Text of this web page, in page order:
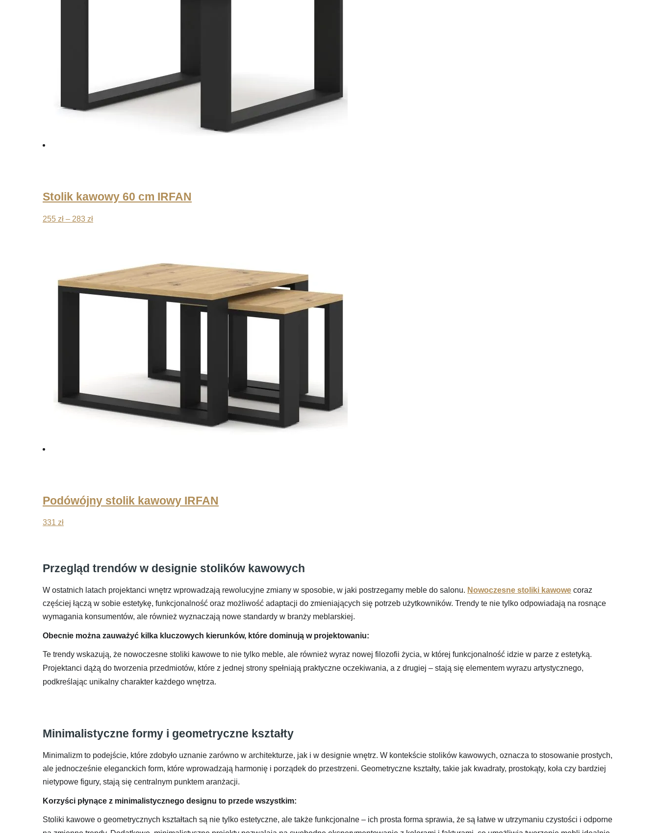
Stolik kawowy 60 cm IRFAN
255 zł – 283 złZakres
do
283 zł
Podówójny stolik kawowy IRFAN
331 zł
Przegląd trendów w designie stolików kawowych
W ostatnich latach projektanci wnętrz wprowadzają rewolucyjne zmiany w sposobie, w jaki postrzegamy meble do salonu. Nowoczesne stoliki kawowe coraz
częściej łączą w sobie estetykę, funkcjonalność oraz możliwość adaptacji do zmieniających się potrzeb użytkowników. Trendy te nie tylko odpowiadają na rosnące
wymagania konsumentów, ale również wyznaczają nowe standardy w branży meblarskiej.
Obecnie można zauważyć kilka kluczowych kierunków, które dominują w projektowaniu:
Te trendy wskazują, że nowoczesne stoliki kawowe to nie tylko meble, ale również wyraz nowej filozofii życia, w której funkcjonalność idzie w parze z estetyką.
Projektanci dążą do tworzenia przedmiotów, które z jednej strony spełniają praktyczne oczekiwania, a z drugiej – stają się elementem wyrazu artystycznego,
podkreślając unikalny charakter każdego wnętrza.
Minimalistyczne formy i geometryczne kształty
Minimalizm to podejście, które zdobyło uznanie zarówno w architekturze, jak i w designie wnętrz. W kontekście stolików kawowych, oznacza to stosowanie prostych,
ale jednocześnie eleganckich form, które wprowadzają harmonię i porządek do przestrzeni. Geometryczne kształty, takie jak kwadraty, prostokąty, koła czy bardziej
nietypowe figury, stają się centralnym punktem aranżacji.
Korzyści płynące z minimalistycznego designu to przede wszystkim:
Stoliki kawowe o geometrycznych kształtach są nie tylko estetyczne, ale także funkcjonalne – ich prosta forma sprawia, że są łatwe w utrzymaniu czystości i odporne